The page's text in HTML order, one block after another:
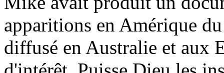
apparitions en Amérique
diffusé en Australie et aux